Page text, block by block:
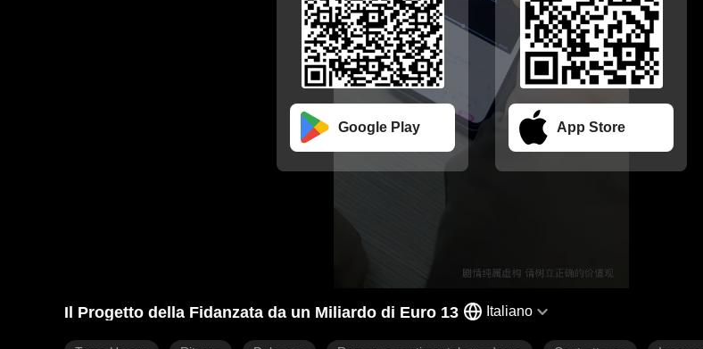
Google Play App Store
Il Progetto della Fidanzata da un Miliardo di Euro 13 Italiano